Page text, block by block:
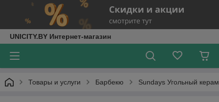
UNICITY.BY Интернет-магазин
Товары и услуги Барбекю Sundays Угольный